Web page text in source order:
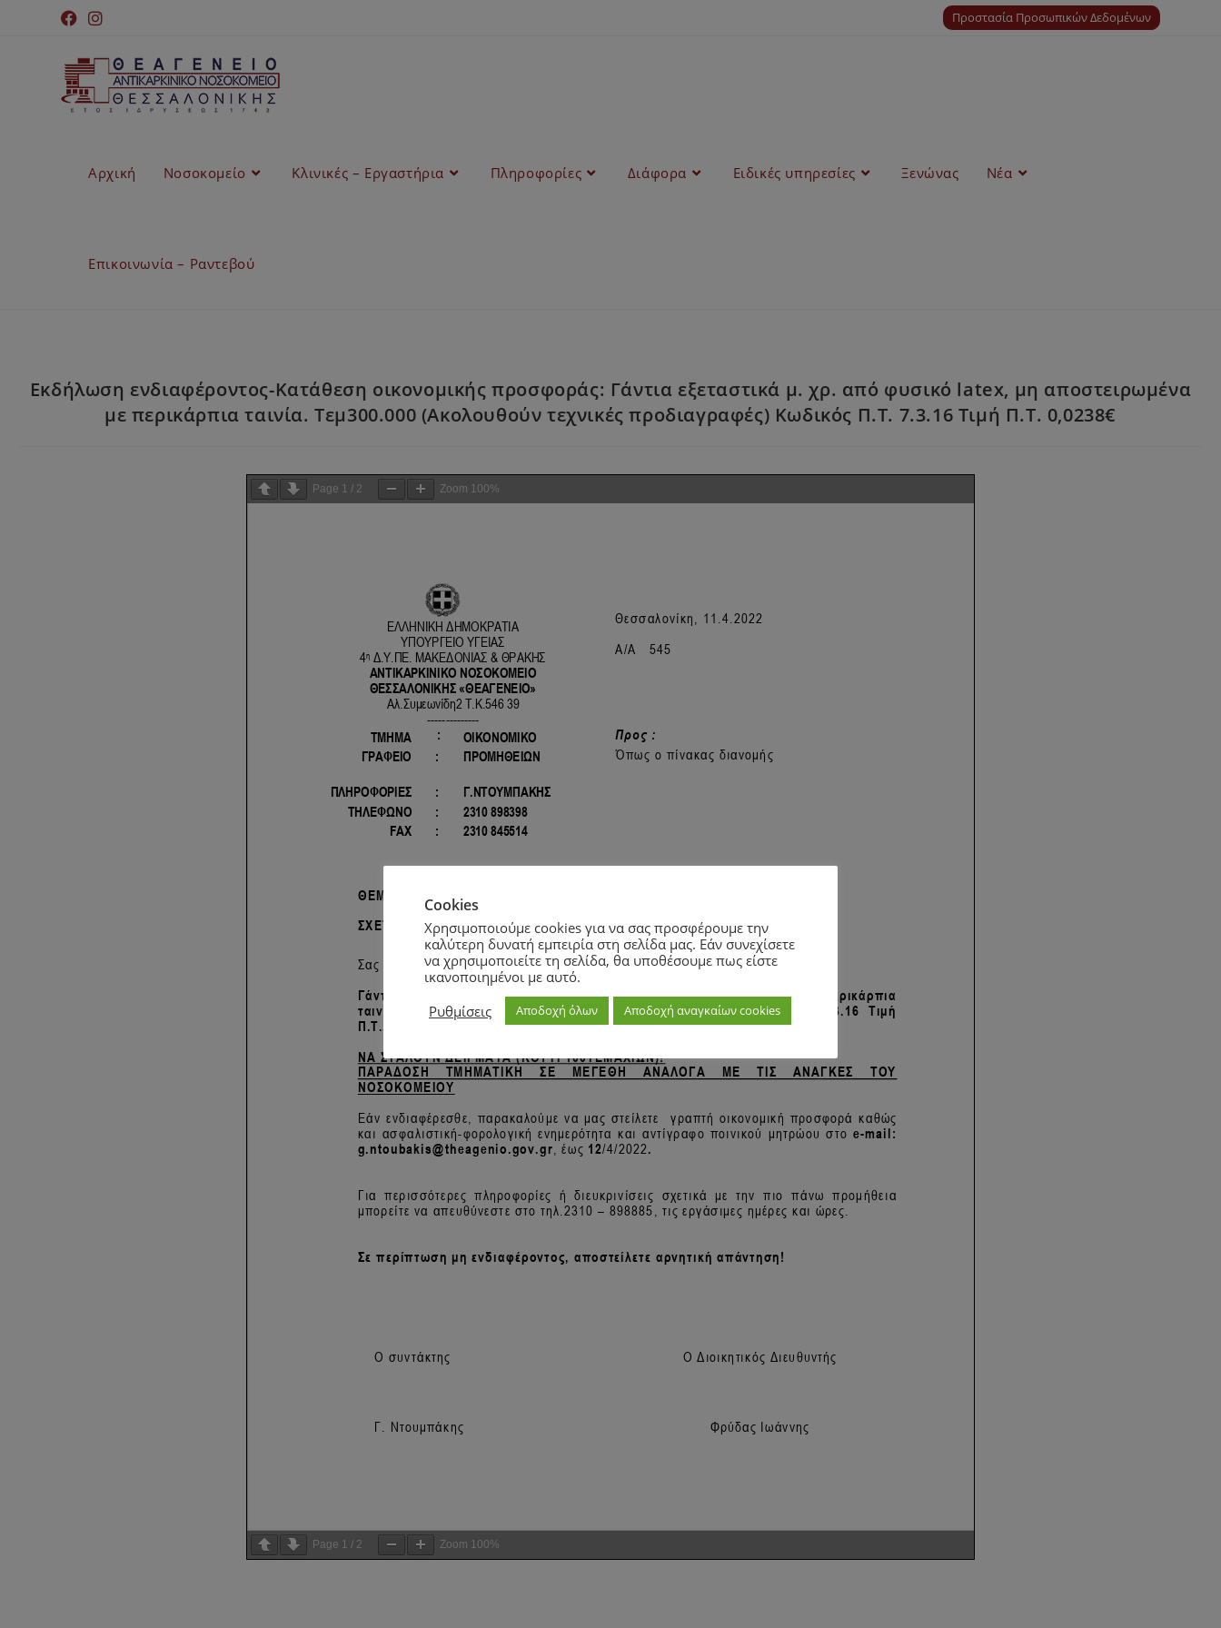
Προστασία Προσωπικών Δεδομένων
Αρχική Νοσοκομείο Κλινικές – Εργαστήρια Πληροφορίες Διάφορα Ειδικές υπηρεσίες Ξενώνας Νέα
Επικοινωνία – Ραντεβού
Εκδήλωση ενδιαφέροντος-Κατάθεση οικονομικής προσφοράς: Γάντια εξεταστικά μ. χρ. από φυσικό latex, μη αποστειρωμένα
με περικάρπια ταινία. Τεμ300.000 (Ακολουθούν τεχνικές προδιαγραφές) Κωδικός Π.Τ. 7.3.16 Τιμή Π.Τ. 0,0238€
Page 1 / 2 Zoom 100%
Page 1 / 2 Zoom 100%
Cookies
Χρησιμοποιούμε cookies για να σας προσφέρουμε την
καλύτερη δυνατή εμπειρία στη σελίδα μας. Εάν συνεχίσετε
να χρησιμοποιείτε τη σελίδα, θα υποθέσουμε πως είστε
ικανοποιημένοι με αυτό.
Ρυθμίσεις
Αποδοχή όλων Αποδοχή αναγκαίων cookies